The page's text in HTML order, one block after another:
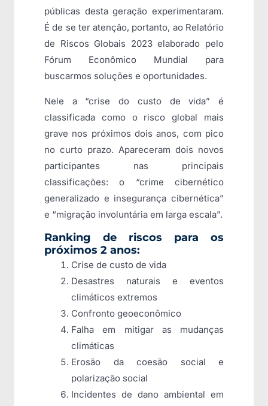
públicas desta geração experimentaram.
É de se ter atenção, portanto, ao Relatório
de Riscos Globais 2023 elaborado pelo
Fórum Econômico Mundial para
buscarmos soluções e oportunidades.
Nele a “crise do custo de vida” é
classificada como o risco global mais
grave nos próximos dois anos, com pico
no curto prazo. Apareceram dois novos
participantes nas principais
classificações: o “crime cibernético
generalizado e insegurança cibernética”
e “migração involuntária em larga escala”.
Ranking de riscos para os
próximos 2 anos:
Crise de custo de vida
Desastres naturais e eventos
climáticos extremos
Confronto geoeconômico
Falha em mitigar as mudanças
climáticas
Erosão da coesão social e
polarização social
Incidentes de dano ambiental em